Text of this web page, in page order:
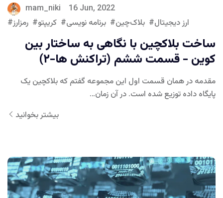
mam_niki
16 Jun, 2022
رمزارز
کریپتو برنامه نویسی بلاک‌چین ارز دیجیتال
ساخت بلاکچین با نگاهی به ساختار بین
کوین - قسمت ششم (تراکنش ها-۲)
مقدمه در همان قسمت اول این مجموعه گفتم که بلاکچین یک
پایگاه داده توزیع شده است. در آن زمان…
بیشتر بخوانید